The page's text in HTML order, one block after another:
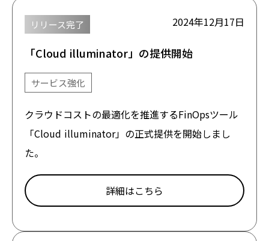
リリース完了 2024年12月17日
「Cloud illuminator」の提供開始
サービス強化
クラウドコストの最適化を推進するFinOpsツール
「Cloud illuminator」の正式提供を開始しまし
た。
詳細はこちら